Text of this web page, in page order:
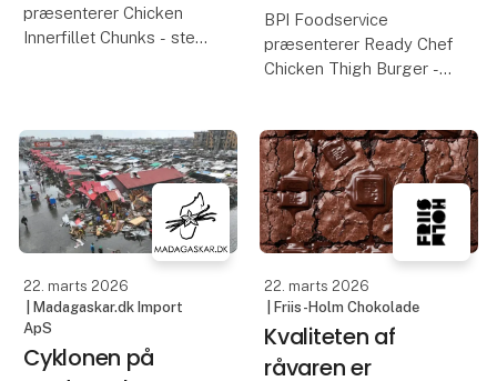
præsenterer Chicken
Innerfillet Chunks - stegt
inderfileter af
kyllingebryst i ensartede
stykker – klar til brug og
nemme at arbejde med.
BPI Foodservice
præsenterer Ready Chef
Chicken Thigh Burger -
Paneret kyllingeburger
af saftigt og mørt
kyllingeoverlår med en
let krydret, sprød
Kom fo
22. marts 2026
| Madagaskar.dk Import
ApS
Cyklonen på
22. marts 2026
| Friis-Holm Chokolade
Kvaliteten af
råvaren er